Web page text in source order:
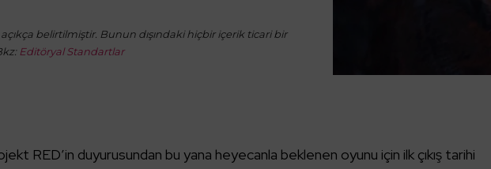
belirtilmiştir. Bunun dışındaki hiçbir içerik ticari bir
Editöryal Standartlar
RED’in duyurusundan bu yana heyecanla beklenen oyunu için ilk çıkış tarihi